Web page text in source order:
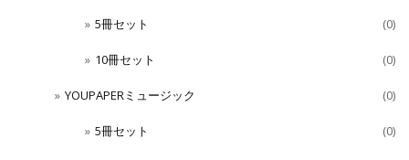
5冊セット (0)
10冊セット (0)
YOUPAPERミュージック (0)
5冊セット (0)